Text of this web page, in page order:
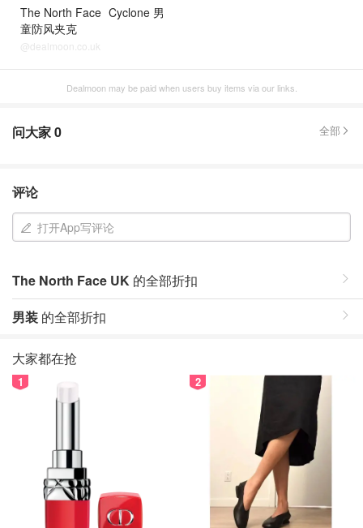
The North Face Cyclone 男
童防风夹克
@dealmoon.co.uk
Dealmoon may be paid when users buy items via our links.
问大家0 全部
评论
打开App写评论
The North Face UK 的全部折扣
男装 的全部折扣
大家都在抢
1 2